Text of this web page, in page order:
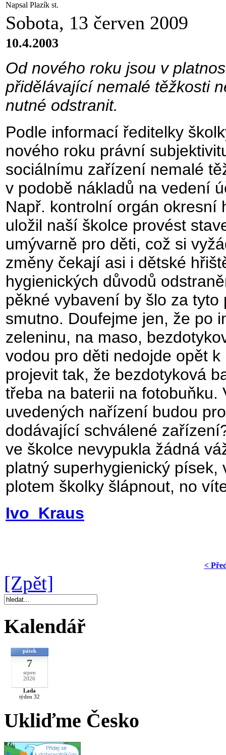
Napsal Plazík st.
Sobota, 13 červen 2009
10.4.2003
Od nového roku jsou v
přidělávající nemalé těžkosti
nutné odstranit.
Podle informací ředitelky
nového roku právní
sociálnímu zařízení nemalé
v podobě nákladů na vedení
Např. kontrolní orgán okresní
uložil naší školce provést
umývarně pro děti, což si
změny čekají asi i dětské
hygienických důvodů
pěkné vybavení by šlo za
smutno. Doufejme jen, že po
zeleninu, na maso,
vodou pro děti nedojde opět
projevit tak, že bezdotyková
třeba na baterii na
uvedených nařízení budou
dodávající schválené
ve školce nevypukla žádná
platný superhygienický
plotem školky šlápnout, no
Ivo Kraus
<
[Zpět]
Kalendář
pátek
7
srpen
2026
Lada
týden 32
Ukliďme Česko